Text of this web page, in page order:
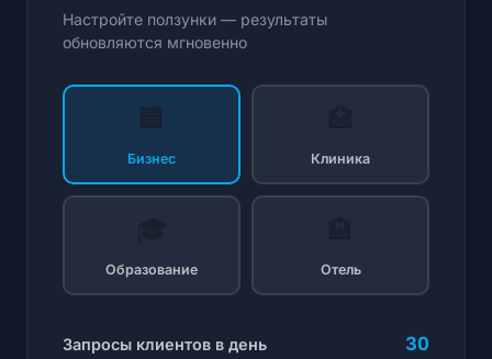
Настройте ползунки — результаты
обновляются мгновенно
🏢
Бизнес Клиника
Образование Отель
Запросы клиентов в день 30